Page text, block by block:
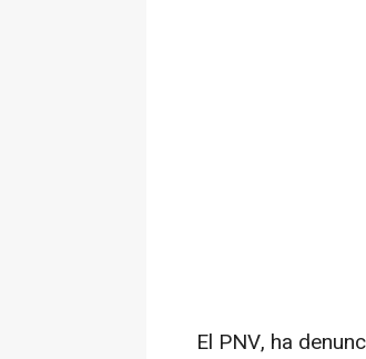
El PNV, ha